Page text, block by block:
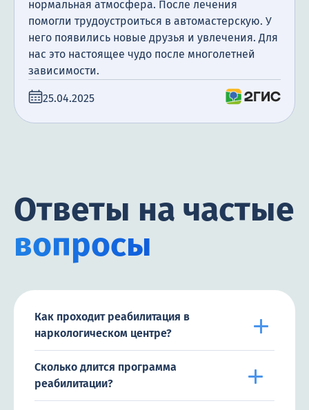
нормальная атмосфера. После лечения
помогли трудоустроиться в автомастерскую. У
него появились новые друзья и увлечения. Для
нас это настоящее чудо после многолетней
зависимости.
25.04.2025
Ответы на частые
вопросы
Как проходит реабилитация в
наркологическом центре?
Сколько длится программа
реабилитации?